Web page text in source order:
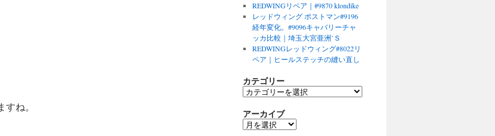
ね。
REDWINGリペア｜#9870 klondike
レッドウィング ポストマン#9196
経年変化。#9096キャバリーチャ
ッカ比較｜埼玉大宮亜洲’Ｓ
REDWINGレッドウィング#8022リ
ペア｜ヒールステッチの縫い直し
カテゴリー
カ
ゴ
リ
アーカイブ
ア